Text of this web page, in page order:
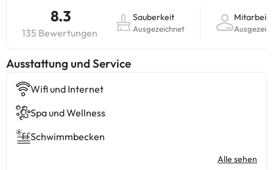
8.3
135 Bewertungen
Sauberkeit
Ausgezeichnet
​Ausstattung und Service
Wifi und Internet
Spa und Wellness
Schwimmbecken
Alle sehen